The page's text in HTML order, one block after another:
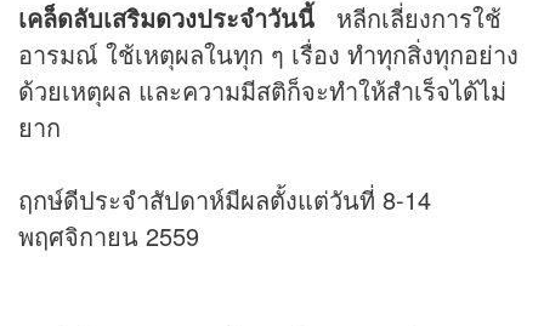
เคล็ดลับเสริมดวงประจำวันนี้ หลีกเลี่ยงการใช้
อารมณ์ ใช้เหตุผลในทุก ๆ เรื่อง ทำทุกสิ่งทุกอย่าง
ด้วยเหตุผล และความมีสติก็จะทำให้สำเร็จได้ไม่
ยาก
ฤกษ์ดีประจำสัปดาห์มีผลตั้งแต่วันที่ 8-14
พฤศจิกายน 2559